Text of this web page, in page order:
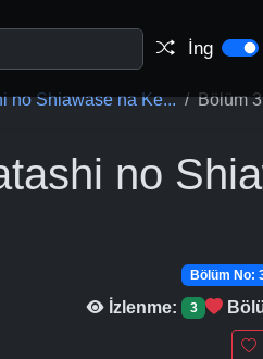
İng
no Shiawase na Ke... Bölüm 3
no
Bölüm No:
İzlenme:
3